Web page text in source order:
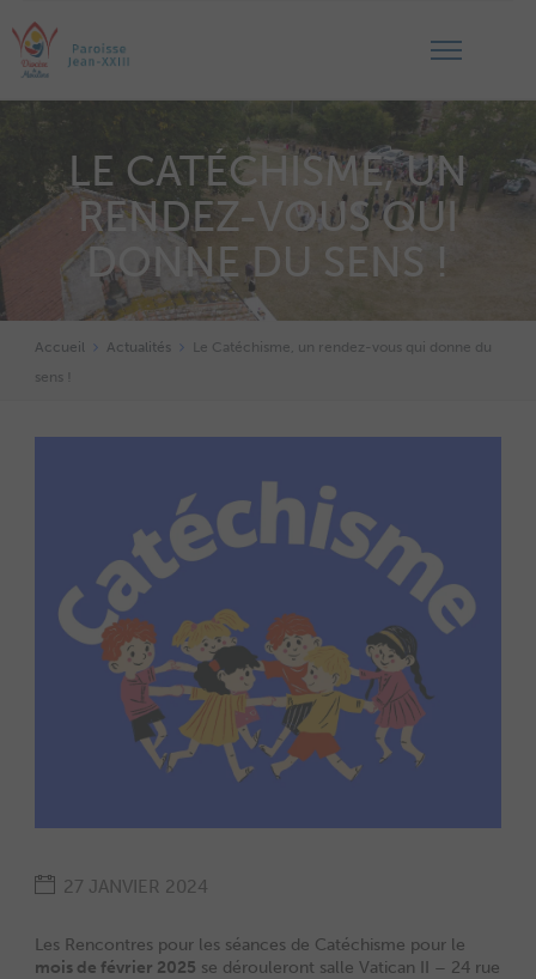
LE CATÉCHISME, UN
RENDEZ-VOUS QUI
DONNE DU SENS !
Accueil Actualités
Le Catéchisme, un rendez-vous qui donne du
sens !
27 JANVIER 2024
Les Rencontres pour les séances de Catéchisme pour le
mois de février 2025 se dérouleront salle Vatican II – 24 rue